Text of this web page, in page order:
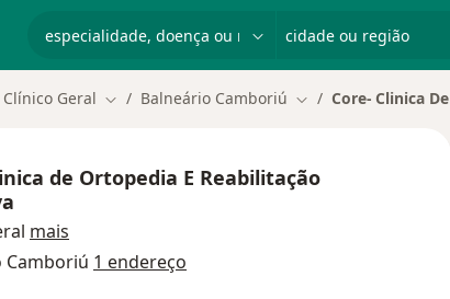
Clínico Geral Mudar de cidade
Balneário Camboriú Mudar de cidade
Core- Clinica
de Ortopedia E Reabilitação
mais
Camboriú 1 endereço